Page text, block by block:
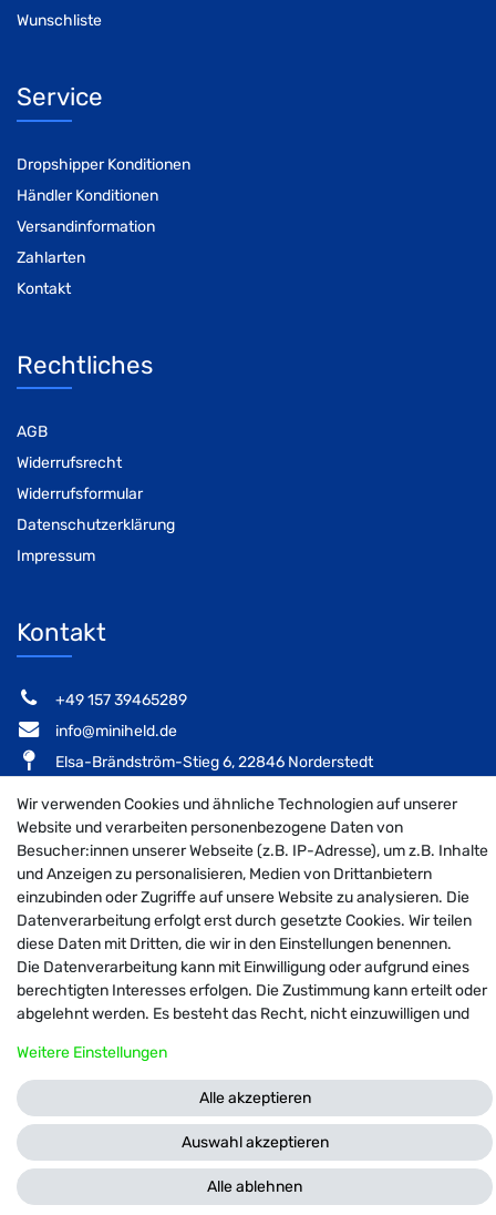
FRAGEN ZUM ARTIKEL
Wunschliste
Service
Dropshipper Konditionen
Händler Konditionen
Versandinformation
Zahlarten
Kontakt
Rechtliches
AGB
Widerrufsrecht
Widerrufsformular
Datenschutzerklärung
Impressum
Kontakt
‭+49 157 39465289‬
info@miniheld.de
Elsa-Brändström-Stieg 6, 22846 Norderstedt
MiniHeld B2B auf Facebook
MiniHeld B2B auf Instagram!
MiniHeld B2B auf Pintarest
© 2026 MiniHeld B2B| Design by neoprisma
Alle Preise inkl. MwSt., zzgl. Versandkosten
Wir verwenden Cookies und ähnliche Technologien auf unserer
Website und verarbeiten personenbezogene Daten von
Besucher:innen unserer Webseite (z.B. IP-Adresse), um z.B. Inhalte
und Anzeigen zu personalisieren, Medien von Drittanbietern
einzubinden oder Zugriffe auf unsere Website zu analysieren. Die
Datenverarbeitung erfolgt erst durch gesetzte Cookies. Wir teilen
diese Daten mit Dritten, die wir in den Einstellungen benennen.
Die Datenverarbeitung kann mit Einwilligung oder aufgrund eines
berechtigten Interesses erfolgen. Die Zustimmung kann erteilt oder
abgelehnt werden. Es besteht das Recht, nicht einzuwilligen und
widerrufen. Weitere Informationen zur Verwendung
personenbezogener Daten und den Diensten erklären wir in unserer
Daten­schutz­erklärung
Weitere Einstellungen
Alle akzeptieren
Alle ablehnen
Auswahl akzeptieren